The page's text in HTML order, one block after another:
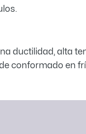
ductilidad, alta
conformado en